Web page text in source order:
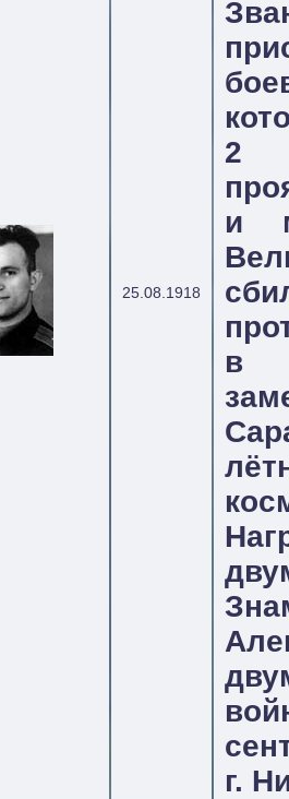
25.08.1918
2
и
в
г.